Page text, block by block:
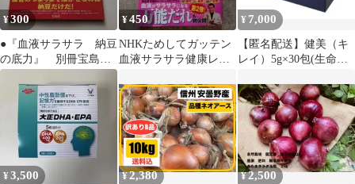
¥300
●『血液サラサラ 納豆
の底力』 別冊宝島
宝島社 浜内千波
¥450
NHKためしてガッテン
血液サラサラ健康レシ
メニュー
¥ 7,000
【匿名配送】健美（キ
レイ）5g×30包(生命源
原液
¥3,500 ¥2,380 ¥2,500